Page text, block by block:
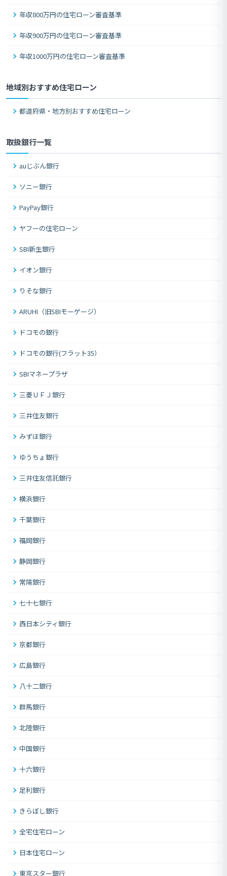
年収800万円の住宅ローン審査基準
年収900万円の住宅ローン審査基準
年収1000万円の住宅ローン審査基準
地域別おすすめ住宅ローン
都道府県・地方別おすすめ住宅ローン
取扱銀行一覧
auじぶん銀行
ソニー銀行
PayPay銀行
ヤフーの住宅ローン
SBI新生銀行
イオン銀行
りそな銀行
ARUHI（旧SBIモーゲージ）
ドコモの銀行
ドコモの銀行(フラット35）
SBIマネープラザ
三菱ＵＦＪ銀行
三井住友銀行
みずほ銀行
ゆうちょ銀行
三井住友信託銀行
横浜銀行
千葉銀行
福岡銀行
静岡銀行
常陽銀行
七十七銀行
西日本シティ銀行
京都銀行
広島銀行
八十二銀行
群馬銀行
北陸銀行
中国銀行
十六銀行
足利銀行
きらぼし銀行
全宅住宅ローン
日本住宅ローン
東京スター銀行